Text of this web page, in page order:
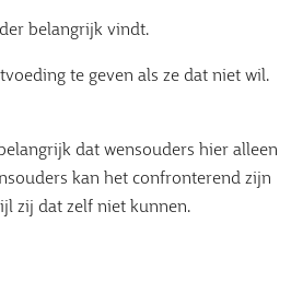
belangrijk vindt.
te geven als ze dat niet wil.
dat wensouders hier alleen
kan het confronterend zijn
zij dat zelf niet kunnen.